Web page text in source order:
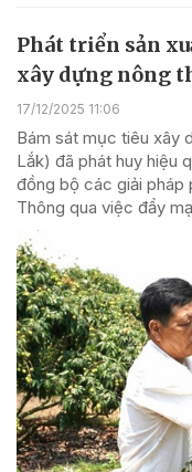
Phát triển sản
xây dựng nông
17/12/2025 11:06
Bám sát mục tiêu xây
Lắk) đã phát huy hiệu
đồng bộ các giải pháp
Thông qua việc đẩy